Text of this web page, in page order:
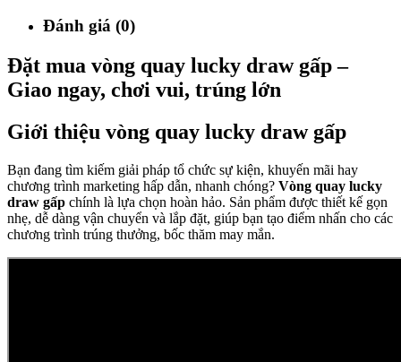
Đánh giá (0)
Đặt mua vòng quay lucky draw gấp –
Giao ngay, chơi vui, trúng lớn
Giới thiệu vòng quay lucky draw gấp
Bạn đang tìm kiếm giải pháp tổ chức sự kiện, khuyến mãi hay
chương trình marketing hấp dẫn, nhanh chóng? Vòng quay lucky
draw gấp chính là lựa chọn hoàn hảo. Sản phẩm được thiết kế gọn
nhẹ, dễ dàng vận chuyển và lắp đặt, giúp bạn tạo điểm nhấn cho các
chương trình trúng thưởng, bốc thăm may mắn.